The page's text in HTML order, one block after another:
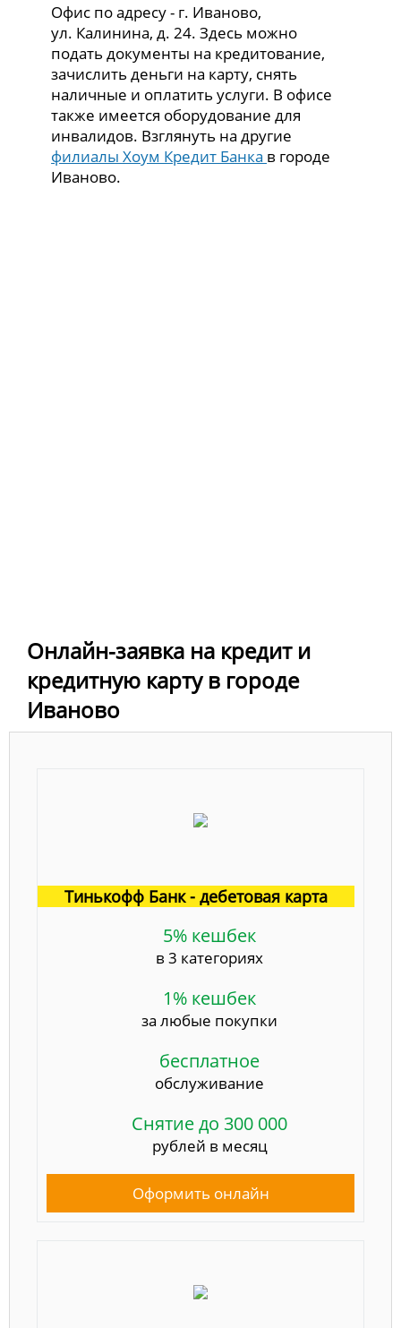
Офис по адресу - г. Иваново,
ул. Калинина, д. 24. Здесь можно
подать документы на кредитование,
зачислить деньги на карту, снять
наличные и оплатить услуги. В офисе
также имеется оборудование для
инвалидов. Взглянуть на другие
филиалы Хоум Кредит Банка в городе
Иваново.
Онлайн-заявка на кредит и
кредитную карту в городе
Иваново
Тинькофф Банк - дебетовая карта
5% кешбек
в 3 категориях
1% кешбек
за любые покупки
бесплатное
обслуживание
Снятие до 300 000
рублей в месяц
Оформить онлайн